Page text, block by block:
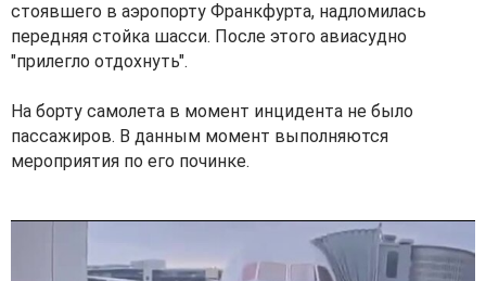
стоявшего в аэропорту Франкфурта, надломилась
передняя стойка шасси. После этого авиасудно
"прилегло отдохнуть".
На борту самолета в момент инцидента не было
пассажиров. В данным момент выполняются
мероприятия по его починке.